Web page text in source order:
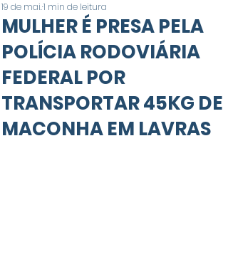
MULHER É PRESA PELA
POLÍCIA RODOVIÁRIA
FEDERAL POR
TRANSPORTAR 45KG DE
MACONHA EM LAVRAS
19 de mai.1 min de leitura